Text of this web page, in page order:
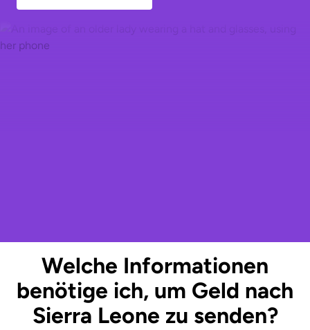
Welche Informationen
benötige ich, um Geld nach
Sierra Leone zu senden?